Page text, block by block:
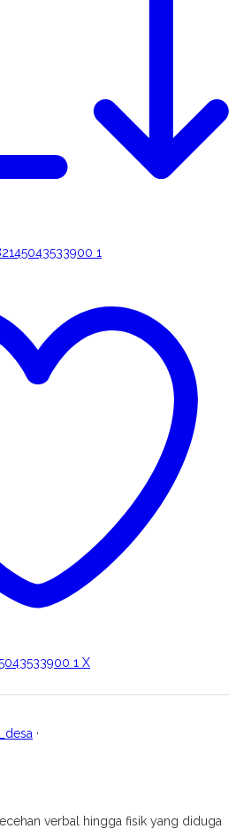
1
1 X
·
verbal hingga fisik yang diduga